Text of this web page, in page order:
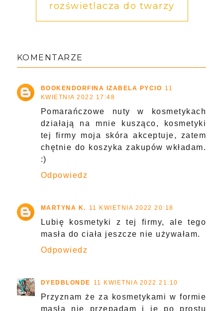
rozświetlacza do twarzy
KOMENTARZE
BOOKENDORFINA IZABELA PYCIO 11
KWIETNIA 2022 17:48
Pomarańczowe nuty w kosmetykach
działają na mnie kusząco, kosmetyki
tej firmy moja skóra akceptuje, zatem
chętnie do koszyka zakupów wkładam.
:)
Odpowiedz
MARTYNA K. 11 KWIETNIA 2022 20:18
Lubię kosmetyki z tej firmy, ale tego
masła do ciała jeszcze nie używałam.
Odpowiedz
DYEDBLONDE 11 KWIETNIA 2022 21:10
Przyznam że za kosmetykami w formie
masła nie przepadam i je po prostu